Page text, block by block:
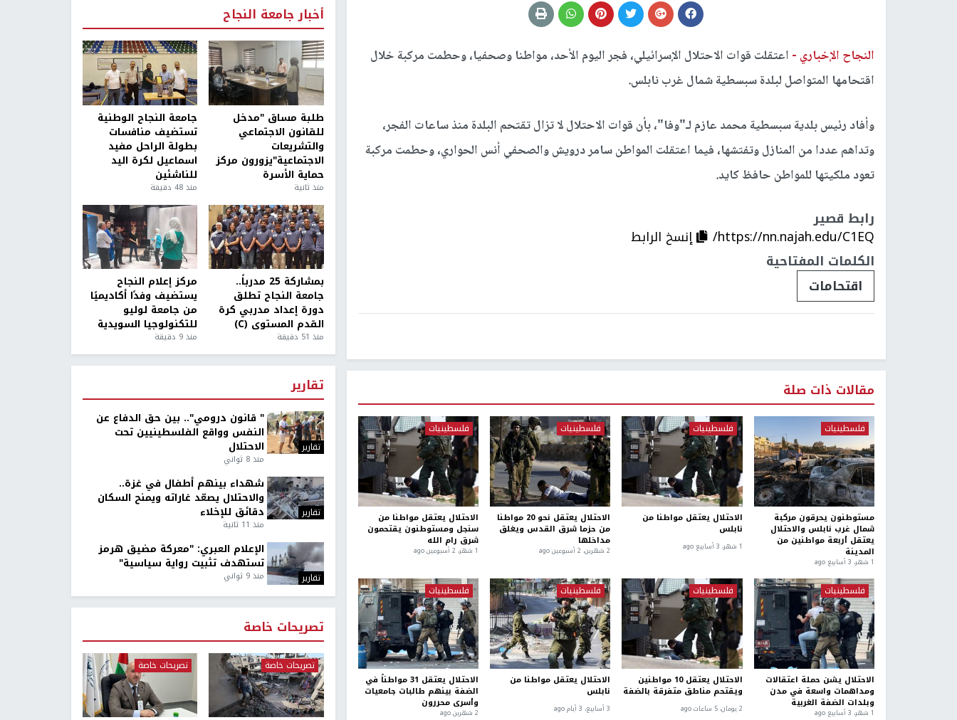
النجاح الإخباري - اعتقلت قوات الاحتلال الإسرائيلي، فجر اليوم الأحد، مواطنا وصحفيا، وحطمت مركبة خلال
اقتحامها المتواصل لبلدة سبسطية شمال غرب نابلس.
وأفاد رئيس بلدية سبسطية محمد عازم لـ"وفا"، بأن قوات الاحتلال لا تزال تقتحم البلدة منذ ساعات الفجر،
وتداهم عددا من المنازل وتفتشها، فيما اعتقلت المواطن سامر درويش والصحفي أنس الحواري، وحطمت مركبة
تعود ملكيتها للمواطن حافظ كايد.
رابط قصير
https://nn.najah.edu/C1EQ/
إنسخ الرابط
الكلمات المفتاحية
اقتحامات
مقالات ذات صلة
فلسطينيات
مستوطنون يحرقون مركبة
شمال غرب نابلس والاحتلال
يعتقل أربعة مواطنين من
المدينة
1 شهر، 3 أسابيع ago
فلسطينيات
الاحتلال يعتقل مواطنا من
نابلس
1 شهر، 3 أسابيع ago
فلسطينيات
الاحتلال يعتقل نحو 20 مواطنا
من حزما شرق القدس ويغلق
مداخلها
2 شهرين، 2 أسبوعين ago
فلسطينيات
الاحتلال يعتقل مواطنا من
سنجل ومستوطنون يقتحمون
شرق رام الله
1 شهر، 2 أسبوعين ago
فلسطينيات
الاحتلال يشن حملة اعتقالات
ومداهمات واسعة في مدن
وبلدات الضفة الغربية
1 شهر، 3 أسابيع ago
فلسطينيات
الاحتلال يعتقل 10 مواطنين
ويقتحم مناطق متفرقة بالضفة
2 يومان، 5 ساعات ago
فلسطينيات
الاحتلال يعتقل مواطنا من
نابلس
3 أسابيع، 3 أيام ago
فلسطينيات
الاحتلال يعتقل 31 مواطناً في
الضفة بينهم طالبات جامعيات
وأسرى محررون
2 شهرين ago
أخبار جامعة النجاح
طلبة مساق "مدخل
للقانون الاجتماعي
والتشريعات
الاجتماعية"يزورون مركز
حماية الأسرة
منذ ثانية
جامعة النجاح الوطنية
تستضيف منافسات
بطولة الراحل مفيد
اسماعيل لكرة اليد
للناشئين
منذ 48 دقيقة
بمشاركة 25 مدرباً..
جامعة النجاح تطلق
دورة إعداد مدربي كرة
القدم المستوى (C)
منذ 51 دقيقة
مركز إعلام النجاح
يستضيف وفدًا أكاديميًا
من جامعة لوليو
للتكنولوجيا السويدية
منذ 9 دقيقة
تقارير
تقارير
" قانون درومي".. بين حق الدفاع عن
النفس وواقع الفلسطينيين تحت
الاحتلال
منذ 8 ثواني
تقارير
شهداء بينهم أطفال في غزة..
والاحتلال يصعّد غاراته ويمنح السكان
دقائق للإخلاء
منذ 11 ثانية
تقارير
الإعلام العبري: "معركة مضيق هرمز
تستهدف تثبيت رواية سياسية"
منذ 9 ثواني
تصريحات خاصة
تصريحات خاصة تصريحات خاصة